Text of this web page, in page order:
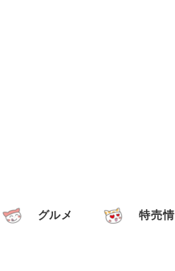
グルメ 特売